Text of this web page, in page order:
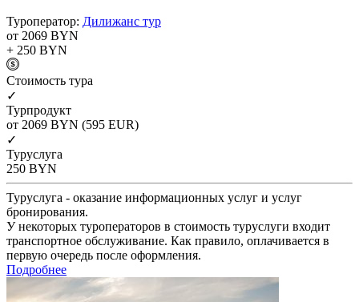
Туроператор: Дилижанс тур
от 2069 BYN
+ 250 BYN
Cтоимость тура
✓
Турпродукт
от 2069 BYN (595 EUR)
✓
Туруслуга
250 BYN
Туруслуга - оказание информационных услуг и услуг
бронирования.
У некоторых туроператоров в стоимость туруслуги входит
транспортное обслуживание. Как правило, оплачивается в
первую очередь после оформления.
Подробнее